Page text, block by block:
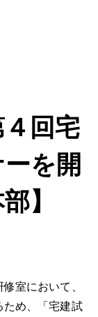
回宅
を開
】
室において、
め、「宅建試